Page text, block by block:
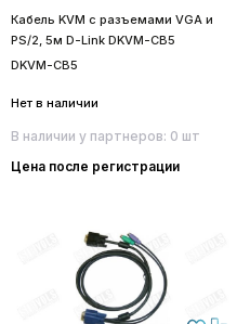
Кабель KVM с разъемами VGA и
PS/2, 5м D-Link DKVM-CB5
DKVM-CB5
Нет в наличии
В наличии у партнеров: 0 шт
Цена после регистрации